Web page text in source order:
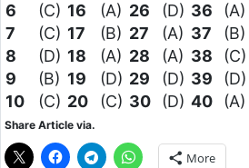
6
(C) 16 (A) 26 (D) 36 (A)
7
(C) 17 (B) 27 (A) 37 (B)
8
(D) 18 (A) 28 (A) 38 (C)
9
(B) 19 (D) 29 (D) 39 (D)
10
(C) 20 (C) 30 (D) 40 (A)
Share Article via.
More